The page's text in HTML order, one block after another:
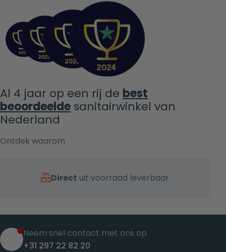
Al 4 jaar op een rij de best
beoordeelde sanitairwinkel van
Nederland
Ontdek waarom
Direct uit voorraad leverbaar
Neem snel contact met ons op
+31 297 22 82 20